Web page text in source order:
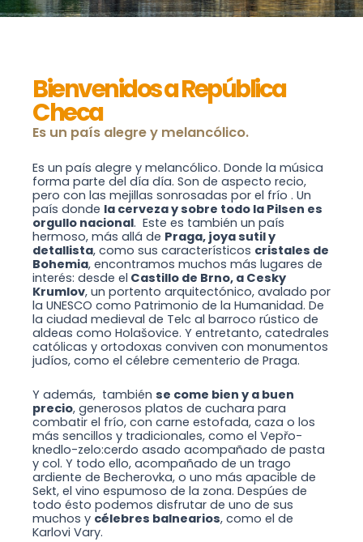
Bienvenidos a República
Checa
Es un país alegre y melancólico.
Es un país alegre y melancólico. Donde la música
forma parte del día día. Son de aspecto recio,
pero con las mejillas sonrosadas por el frío . Un
país donde la cerveza y sobre todo la Pilsen es
orgullo nacional. Este es también un país
hermoso, más allá de Praga, joya sutil y
detallista, como sus característicos cristales de
Bohemia, encontramos muchos más lugares de
interés: desde el Castillo de Brno, a Cesky
Krumlov, un portento arquitectónico, avalado por
la UNESCO como Patrimonio de la Humanidad. De
la ciudad medieval de Telc al barroco rústico de
aldeas como Holašovice. Y entretanto, catedrales
católicas y ortodoxas conviven con monumentos
judíos, como el célebre cementerio de Praga.
Y además, también se come bien y a buen
precio, generosos platos de cuchara para
combatir el frío, con carne estofada, caza o los
más sencillos y tradicionales, como el Vepřo-
knedlo-zelo:cerdo asado acompañado de pasta
y col. Y todo ello, acompañado de un trago
ardiente de Becherovka, o uno más apacible de
Sekt, el vino espumoso de la zona. Despúes de
todo ésto podemos disfrutar de uno de sus
muchos y célebres balnearios, como el de
Karlovi Vary.